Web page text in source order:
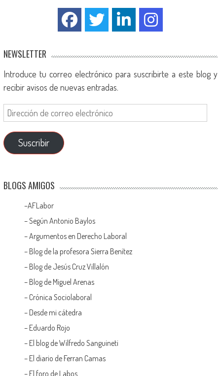
NEWSLETTER
Introduce tu correo electrónico para suscribirte a este blog y
recibir avisos de nuevas entradas.
Suscribir
BLOGS AMIGOS
–AFLabor
– Según Antonio Baylos
–Argumentos en Derecho Laboral
– Blog de la profesora Sierra Benítez
– Blog de Jesús Cruz Villalón
– Blog de Miguel Arenas
– Crónica Sociolaboral
– Desde mi cátedra
– Eduardo Rojo
– El blog de Wilfredo Sanguineti
– El diario de Ferran Camas
– El foro de Labos